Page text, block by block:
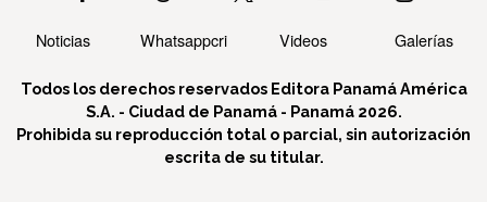
Noticias Whatsappcri Videos Galerías
Todos los derechos reservados Editora Panamá América
S.A. - Ciudad de Panamá - Panamá 2026.
Prohibida su reproducción total o parcial, sin autorización
escrita de su titular.